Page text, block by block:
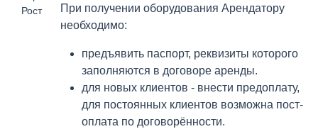
При получении оборудования Арендатору
необходимо:
предъявить паспорт, реквизиты которого
заполняются в договоре аренды.
для новых клиентов - внести предоплату,
для постоянных клиентов возможна пост-
оплата по договорённости.